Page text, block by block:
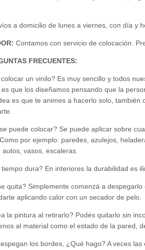
a domicilio de lunes a viernes, con día y
Contamos con servicio de colocación.
FRECUENTES:
colocar un vinilo? Es muy sencillo y todos
que los diseñamos pensando que la
es que te animes a hacerlo solo,
puede colocar? Se puede aplicar sobre
por ejemplo: paredes, azulejos,
autos, vasos, escaleras.
tiempo dura? En interiores la durabilidad es
quita? Simplemente comenzá a
aplicando calor con un secador de pelo.
la pintura al retirarlo? Podés quitarlo sin
al material como el estado de la pared,
los bordes, ¿Qué hago? A veces